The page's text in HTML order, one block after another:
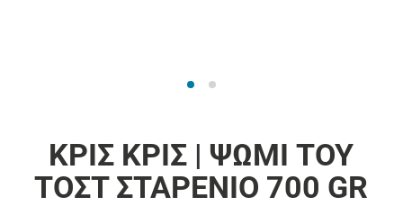
ΚΡΙΣ ΚΡΙΣ | ΨΩΜΙ ΤΟΥ
ΤΟΣΤ ΣΤΑΡΕΝΙΟ 700 GR